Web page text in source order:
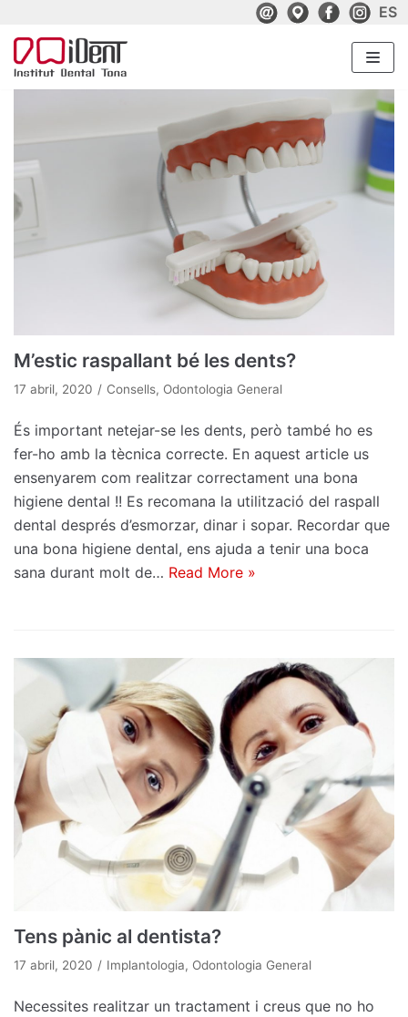
to
content
EmailPlaceFacebook
ES
M’estic raspallant bé les dents?
17 abril, 2020 Consells, Odontologia General
És important netejar-se les dents, però també ho es
fer-ho amb la tècnica correcte. En aquest article us
ensenyarem com realitzar correctament una bona
higiene dental !! Es recomana la utilització del raspall
dental després d’esmorzar, dinar i sopar. Recordar que
una bona higiene dental, ens ajuda a tenir una boca
sana durant molt de… Read More »
Tens pànic al dentista?
17 abril, 2020 Implantologia, Odontologia General
Necessites realitzar un tractament i creus que no ho